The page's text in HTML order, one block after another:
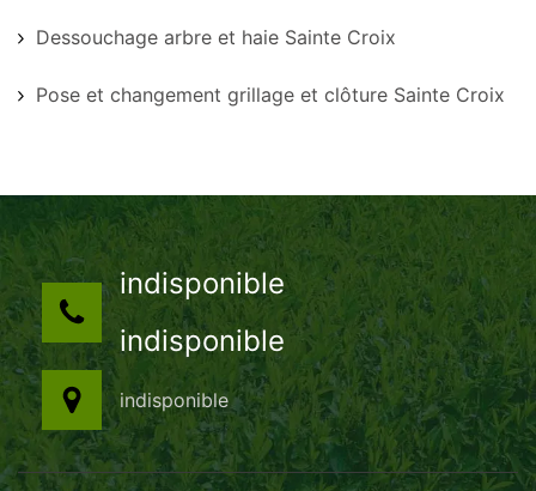
Dessouchage arbre et haie Sainte Croix
Pose et changement grillage et clôture Sainte Croix
indisponible
indisponible
indisponible